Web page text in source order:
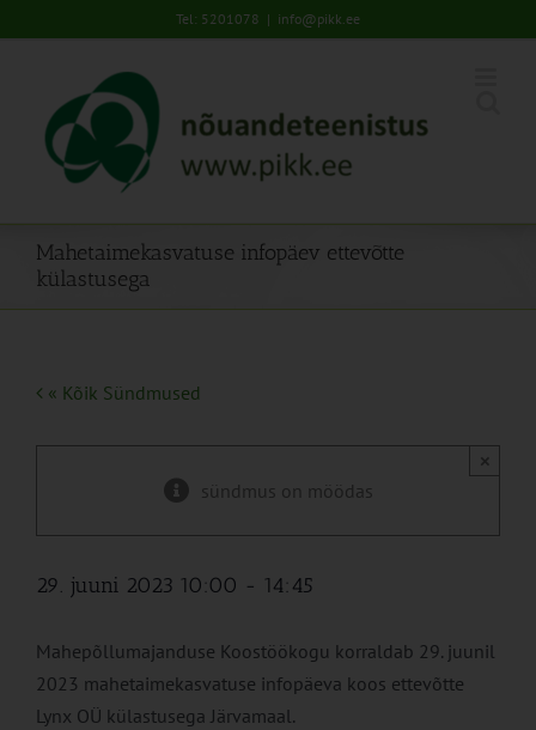
to
Tel: 5201078 | info@pikk.ee
Mahetaimekasvatuse infopäev ettevõtte
külastusega
« Kõik Sündmused
sündmus on möödas
×
29. juuni 2023 10:00 - 14:45
Mahepõllumajanduse Koostöökogu korraldab 29. juunil
2023 mahetaimekasvatuse infopäeva koos ettevõtte
Lynx OÜ külastusega Järvamaal.